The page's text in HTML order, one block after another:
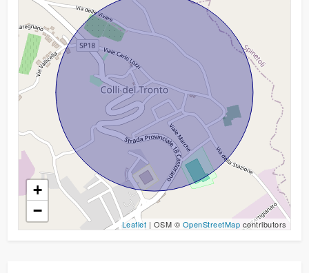
+
−
Leaflet | OSM © OpenStreetMap contributors